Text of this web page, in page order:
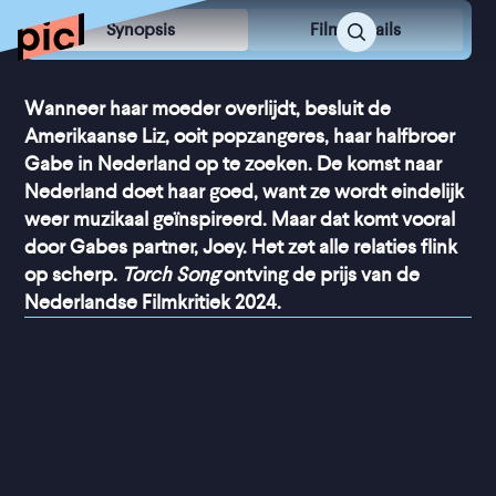
Synopsis Film Details
Wanneer haar moeder overlijdt, besluit de
Amerikaanse Liz, ooit popzangeres, haar halfbroer
Gabe in Nederland op te zoeken. De komst naar
Nederland doet haar goed, want ze wordt eindelijk
weer muzikaal geïnspireerd. Maar dat komt vooral
door Gabes partner, Joey. Het zet alle relaties flink
op scherp. Torch Songontving de prijs van de
Nederlandse Filmkritiek 2024.